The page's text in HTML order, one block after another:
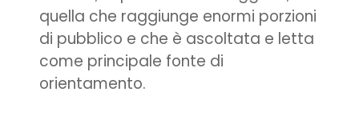
quella che raggiunge enormi porzioni
di pubblico e che è ascoltata e letta
come principale fonte di
orientamento.